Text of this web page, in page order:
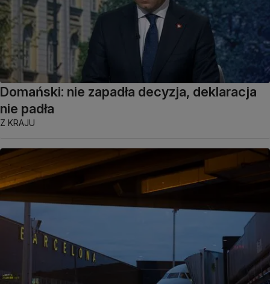
Domański: nie zapadła decyzja, deklaracja
nie padła
Z KRAJU